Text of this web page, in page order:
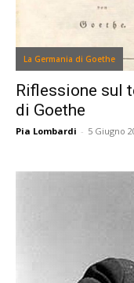
La Germania di Goethe
Riflessione sul
di Goethe
Pia Lombardi - 5 Giugno